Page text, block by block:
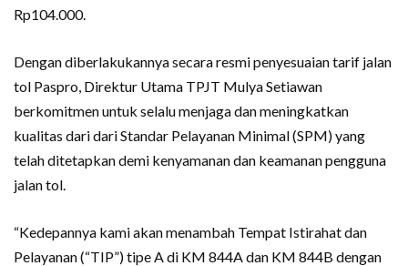
Rp104.000.
Dengan diberlakukannya secara resmi penyesuaian tarif jalan
tol Paspro, Direktur Utama TPJT Mulya Setiawan
berkomitmen untuk selalu menjaga dan meningkatkan
kualitas dari dari Standar Pelayanan Minimal (SPM) yang
telah ditetapkan demi kenyamanan dan keamanan pengguna
jalan tol.
“Kedepannya kami akan menambah Tempat Istirahat dan
Pelayanan (“TIP”) tipe A di KM 844A dan KM 844B dengan